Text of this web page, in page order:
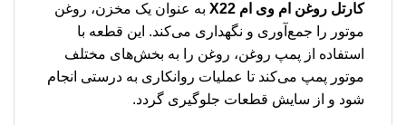
كارتل روغن ام وی ام X22
به عنوان یک مخزن، روغن
موتور را جمع‌آوری و نگهداری می‌کند. این قطعه با
استفاده از پمپ روغن، روغن را به بخش‌های مختلف
موتور پمپ می‌کند تا عملیات روانکاری به درستی انجام
شود و از سایش قطعات جلوگیری گردد.